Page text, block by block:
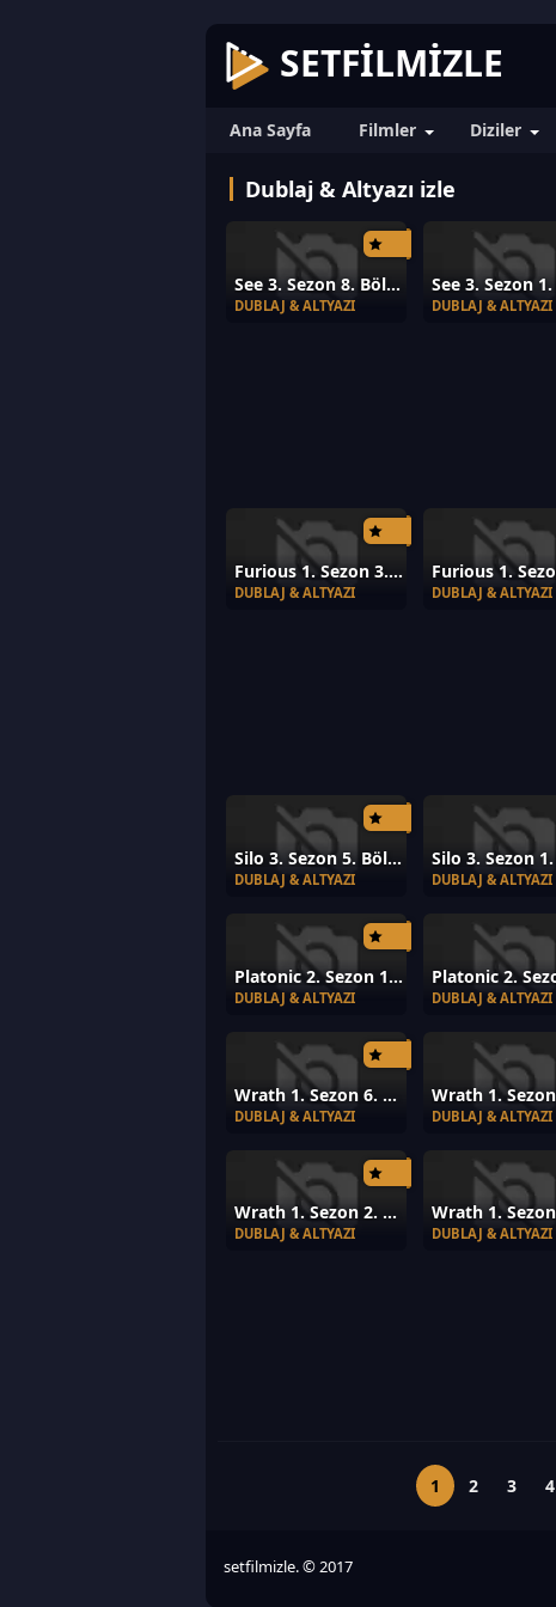
SETFILMIZLE
Ana Sayfa Filmler Diziler
Dublaj & Altyazı izle
See 3. Sezon 8. Bölüm
DUBLAJ & ALTYAZI DUBLAJ & ALTYAZI
Furious 1. Sezon 3. Bölüm
DUBLAJ & ALTYAZI DUBLAJ & ALTYAZI
Silo 3. Sezon 5. Bölüm
DUBLAJ & ALTYAZI DUBLAJ & ALTYAZI
Platonic 2. Sezon 10. Bölüm
DUBLAJ & ALTYAZI DUBLAJ & ALTYAZI
Wrath 1. Sezon 6. Bölüm
DUBLAJ & ALTYAZI DUBLAJ & ALTYAZI
Wrath 1. Sezon 2. Bölüm
DUBLAJ & ALTYAZI DUBLAJ & ALTYAZI
1 2 3 4
setfilmizle. © 2017